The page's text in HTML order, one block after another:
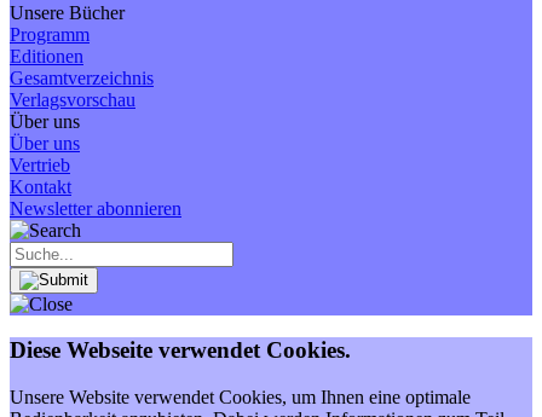
Unsere Bücher
Programm
Editionen
Gesamtverzeichnis
Verlagsvorschau
Über uns
Über uns
Vertrieb
Kontakt
Newsletter abonnieren
Diese Webseite verwendet Cookies.
Unsere Website verwendet Cookies, um Ihnen eine optimale